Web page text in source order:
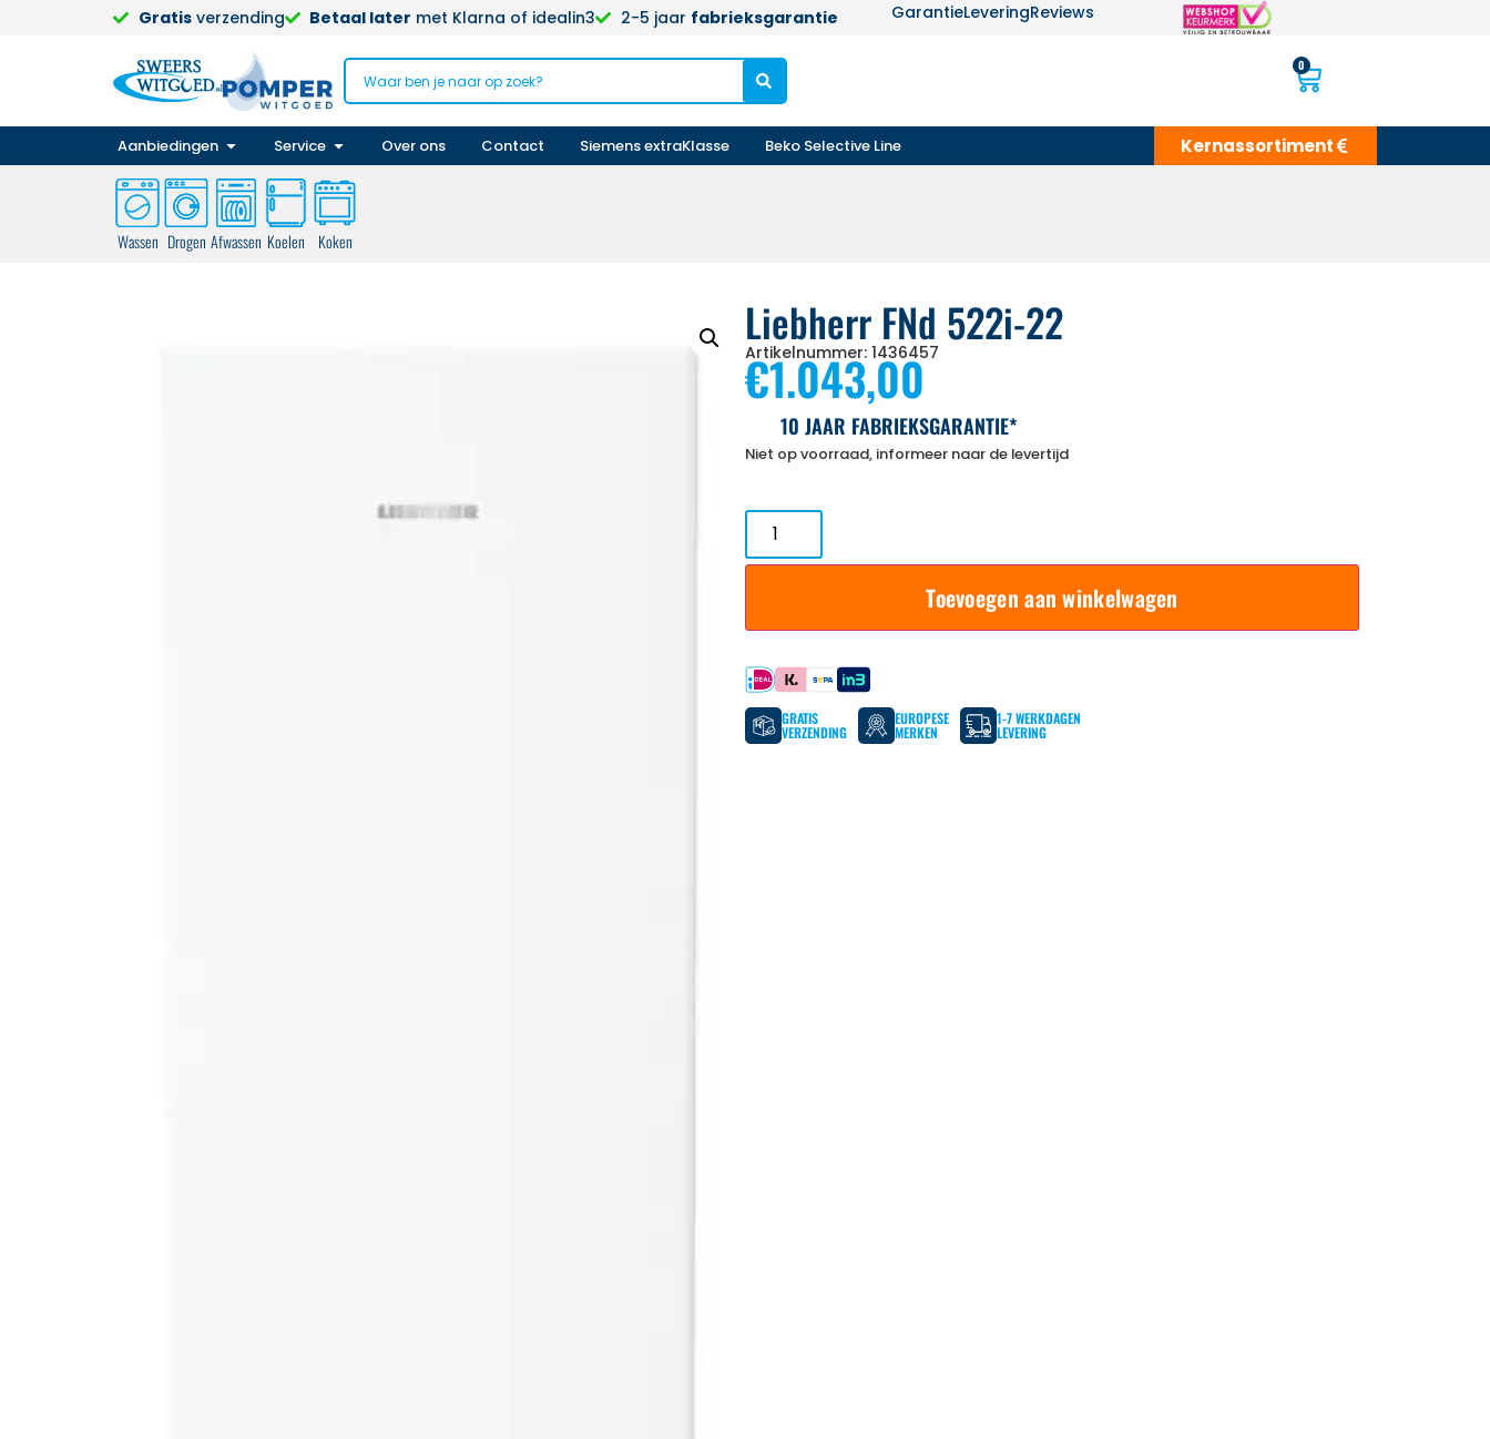
Gratisverzending Betaal later met Klarna of idealin3 2-5 jaar fabrieksgarantie GarantieLeveringReviews
0
Aanbiedingen Service Over ons Contact Siemens extraKlasse Beko Selective Line Kernassortiment
Wassen Drogen Afwassen Koelen Koken
Liebherr FNd 522i-22
Artikelnummer: 1436457
€1.043,00
10 JAAR FABRIEKSGARANTIE*
Niet op voorraad, informeer naar de levertijd
Toevoegen aan winkelwagen
Betaal met
GRATIS
VERZENDING
EUROPESE
MERKEN
1-7 WERKDAGEN
LEVERING